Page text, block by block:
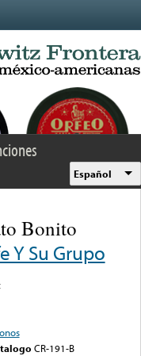
Español
Bonito
Y Su Grupo
CR-191-B